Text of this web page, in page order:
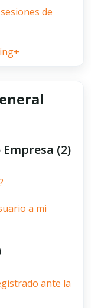
de
(2)
a mi